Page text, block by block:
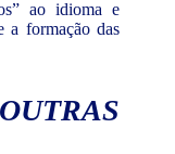
ao idioma e
a formação das